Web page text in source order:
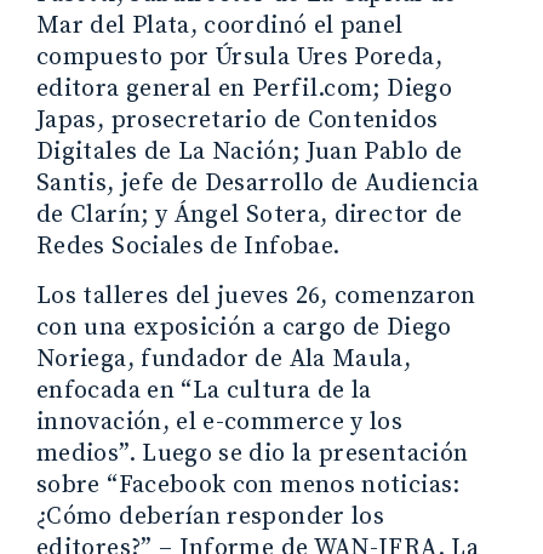
Mar del Plata, coordinó el panel
compuesto por Úrsula Ures Poreda,
editora general en Perfil.com; Diego
Japas, prosecretario de Contenidos
Digitales de La Nación; Juan Pablo de
Santis, jefe de Desarrollo de Audiencia
de Clarín; y Ángel Sotera, director de
Redes Sociales de Infobae.
Los talleres del jueves 26, comenzaron
con una exposición a cargo de Diego
Noriega, fundador de Ala Maula,
enfocada en “La cultura de la
innovación, el e-commerce y los
medios”. Luego se dio la presentación
sobre “Facebook con menos noticias:
¿Cómo deberían responder los